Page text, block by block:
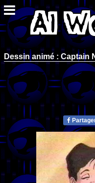
Dessin animé : Captain